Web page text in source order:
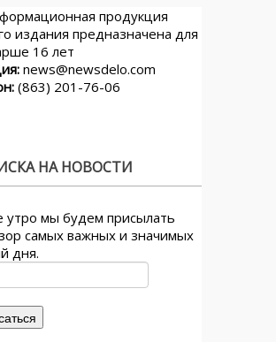
продукция
издания предназначена для
16 лет
news@newsdelo.com
(863) 201-76-06
НА НОВОСТИ
утро мы будем присылать
самых важных и значимых
дня.